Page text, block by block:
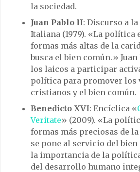
la sociedad.
Juan Pablo II: Discurso a
Italiana (1979). «La política
formas más altas de la
busca el bien común.»
los laicos a participar
política para promover los
cristianos y el bien común.
Benedicto XVI: Encíclica «
Veritate» (2009). «La
formas más preciosas de
se pone al servicio del
la importancia de la
del desarrollo humano